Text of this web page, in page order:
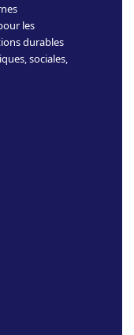
les
durables
sociales,